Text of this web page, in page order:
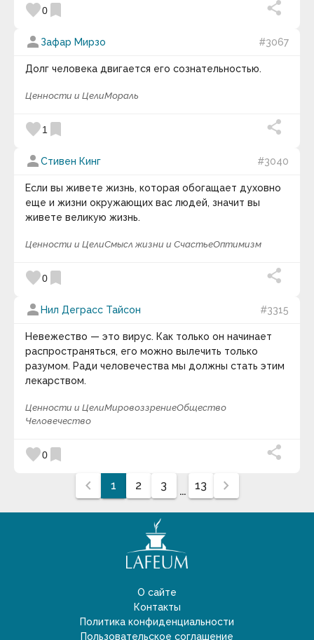
favorite0 bookmark
person Зафар Мирзо #3067
Долг человека двигается его сознательностью.
Ценности и ЦелиМораль
favorite1 bookmark
personСтивен Кинг #3040
Если вы живете жизнь, которая обогащает духовно
еще и жизни окружающих вас людей, значит вы
живете великую жизнь.
Ценности и ЦелиСмысл жизни и СчастьеОптимизм
favorite0 bookmark
person Нил Деграсс Тайсон #3315
Невежество — это вирус. Как только он начинает
распространяться, его можно вылечить только
разумом. Ради человечества мы должны стать этим
лекарством.
Ценности и ЦелиМировоззрениеОбщество
Человечество
favorite0 bookmark
chevron_left
1 2 3 ... 13 chevron_right
О сайте
Контакты
Политика конфиденциальности
Пользовательское соглашение